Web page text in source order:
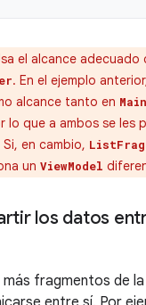
el alcance adecuado
. En el ejemplo
alcance tanto en
lo que a ambos se les
Si, en cambio,
un ViewModel
los datos
más fragmentos de